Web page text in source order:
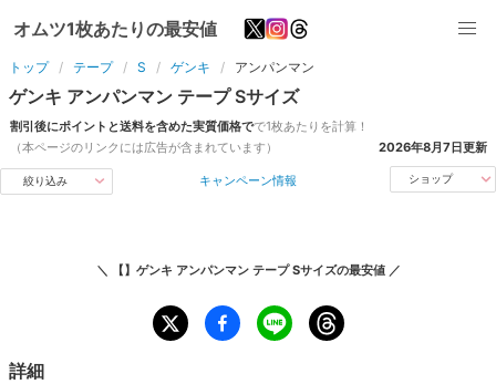
オムツ1枚あたりの最安値
トップ テープ S ゲンキ アンパンマン
ゲンキ アンパンマン テープ Sサイズ
割引後にポイントと送料を含めた実質価格でで1枚あたりを計算！
（本ページのリンクには広告が含まれています）
2026年8月7日更新
絞り込み キャンペーン情報 ショップ
＼ 【】ゲンキ アンパンマン テープ Sサイズの最安値 ／
詳細